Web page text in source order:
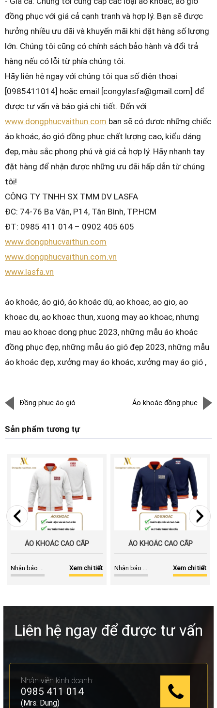
đồng phục với giá cả cạnh tranh và hợp lý. Bạn sẽ được
hưởng nhiều ưu đãi và khuyến mãi khi đặt hàng số lượng
lớn. Chúng tôi cũng có chính sách bảo hành và đổi trả
hàng nếu có lỗi từ phía chúng tôi.
Hãy liên hệ ngay với chúng tôi qua số điện thoại
[0985411014] hoặc email [congylasfa@gmail.com] để
được tư vấn và báo giá chi tiết. Đến với
www.dongphucvaithun.com bạn sẽ có được những chiếc
áo khoác, áo gió đồng phục chất lượng cao, kiểu dáng
đẹp, màu sắc phong phú và giá cả hợp lý. Hãy nhanh tay
đặt hàng để nhận được những ưu đãi hấp dẫn từ chúng
tôi!
CÔNG TY TNHH SX TMM DV LASFA
ĐC: 74-76 Ba Vân, P14, Tân Bình, TP.HCM
ĐT: 0985 411 014 – 0902 405 605
www.dongphucvaithun.com
www.dongphucvaithun.com.vn
www.lasfa.vn
áo khoác, áo gió, áo khoác dù, ao khoac, ao gio, ao
khoac du, ao khoac thun, xuong may ao khoac, nhưng
mau ao khoac dong phuc 2023, những mẫu áo khoác
đồng phục đẹp, những mẫu áo gió đẹp 2023, những mẫu
áo khoác đẹp, xưởng may áo khoác, xưởng may áo gió ,
Áo khoác đồng phục
Đồng phục áo gió
Sản phẩm tương tự
ÁO KHOÁC CAO CẤP
Xem chi tiết
Nhận báo giá
ÁO KHOÁC CAO CẤP
Xem chi tiết
Nhận báo giá
Liên hệ ngay để được tư vấn
Nhân viên kinh doanh:
0985 411 014
(Mrs. Dung)